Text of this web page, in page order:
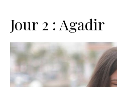
Jour 2 : Agadir